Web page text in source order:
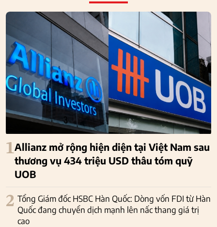
1Allianz mở rộng hiện diện tại Việt Nam sau
thương vụ 434 triệu USD thâu tóm quỹ
UOB
2 Tổng Giám đốc HSBC Hàn Quốc: Dòng vốn FDI từ Hàn
Quốc đang chuyển dịch mạnh lên nấc thang giá trị
cao